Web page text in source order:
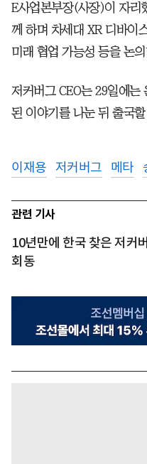
E사업본부장(사장)이 자리
께 하며 차세대 XR 디바이
미래 협업 가능성 등을 논
저커버그 CEO는 29일에
된 이야기를 나눈 뒤 출국
이재용 저커버그 메타
관련 기사
10년만에 한국 찾은 저커
회동